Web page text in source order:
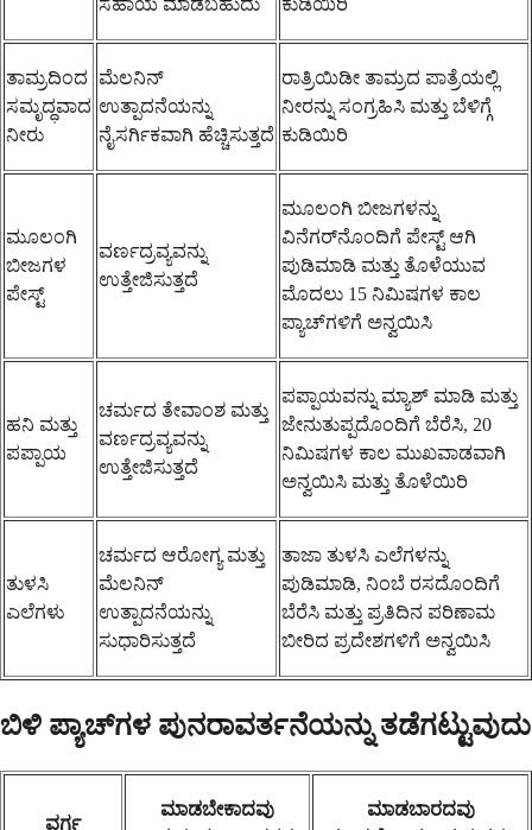
ತಾಮ್ರದಿಂದ
ಸಮೃದ್ಧವಾದ
ನೀರು
ಮೆಲನಿನ್
ಉತ್ಪಾದನೆಯನ್ನು
ನೈಸರ್ಗಿಕವಾಗಿ ಹೆಚ್ಚಿಸುತ್ತದೆ
ರಾತ್ರಿಯಿಡೀ ತಾಮ್ರದ ಪಾತ್ರೆಯಲ್ಲಿ
ನೀರನ್ನು ಸಂಗ್ರಹಿಸಿ ಮತ್ತು ಬೆಳಿಗ್ಗೆ
ಕುಡಿಯಿರಿ
ಮೂಲಂಗಿ
ಬೀಜಗಳ
ಪೇಸ್ಟ್
ವರ್ಣದ್ರವ್ಯವನ್ನು
ಉತ್ತೇಜಿಸುತ್ತದೆ
ಮೂಲಂಗಿ ಬೀಜಗಳನ್ನು
ವಿನೆಗರ್‌ನೊಂದಿಗೆ ಪೇಸ್ಟ್ ಆಗಿ
ಪುಡಿಮಾಡಿ ಮತ್ತು ತೊಳೆಯುವ
ಮೊದಲು 15 ನಿಮಿಷಗಳ ಕಾಲ
ಪ್ಯಾಚ್‌ಗಳಿಗೆ ಅನ್ವಯಿಸಿ
ಹನಿ ಮತ್ತು
ಪಪ್ಪಾಯ
ಚರ್ಮದ ತೇವಾಂಶ ಮತ್ತು
ವರ್ಣದ್ರವ್ಯವನ್ನು
ಉತ್ತೇಜಿಸುತ್ತದೆ
ಪಪ್ಪಾಯವನ್ನು ಮ್ಯಾಶ್ ಮಾಡಿ ಮತ್ತು
ಜೇನುತುಪ್ಪದೊಂದಿಗೆ ಬೆರೆಸಿ, 20
ನಿಮಿಷಗಳ ಕಾಲ ಮುಖವಾಡವಾಗಿ
ಅನ್ವಯಿಸಿ ಮತ್ತು ತೊಳೆಯಿರಿ
ತುಳಸಿ
ಎಲೆಗಳು
ಚರ್ಮದ ಆರೋಗ್ಯ ಮತ್ತು
ಮೆಲನಿನ್
ಉತ್ಪಾದನೆಯನ್ನು
ಸುಧಾರಿಸುತ್ತದೆ
ತಾಜಾ ತುಳಸಿ ಎಲೆಗಳನ್ನು
ಪುಡಿಮಾಡಿ, ನಿಂಬೆ ರಸದೊಂದಿಗೆ
ಬೆರೆಸಿ ಮತ್ತು ಪ್ರತಿದಿನ ಪರಿಣಾಮ
ಬೀರಿದ ಪ್ರದೇಶಗಳಿಗೆ ಅನ್ವಯಿಸಿ
ಬಿಳಿ ಪ್ಯಾಚ್‌ಗಳ ಪುನರಾವರ್ತನೆಯನ್ನು ತಡೆಗಟ್ಟುವುದು
ವರ್ಗ
ಮಾಡಬೇಕಾದವು
ಮಾಡಬಾರದವು